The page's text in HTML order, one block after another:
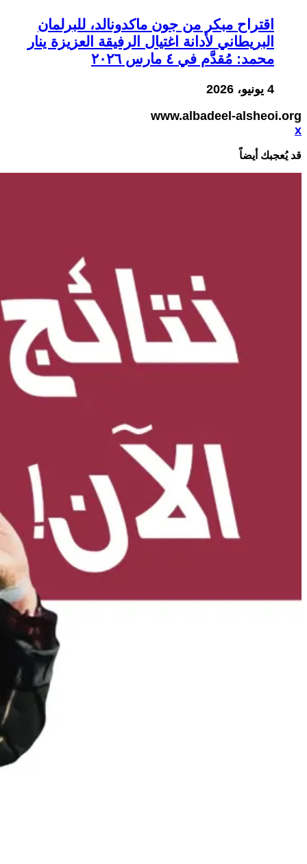
اقتراح مبكر من جون ماكدونالد، للبرلمان
البريطاني لأدانة اغتيال الرفيقة العزيزة ينار
محمد: مُقدَّم في ٤ مارس ٢٠٢٦
4 يونيو، 2026
www.albadeel-alsheoi.org
x